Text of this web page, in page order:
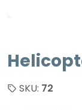
SKU: 72